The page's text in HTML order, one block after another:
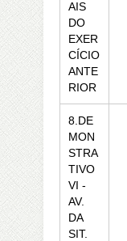
AIS
DO
EXER
CÍCIO
ANTE
RIOR
8.DE
MON
STRA
TIVO
VI -
AV.
DA
SIT.